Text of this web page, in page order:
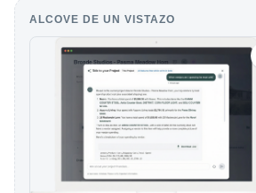
ALCOVE DE UN VISTAZO